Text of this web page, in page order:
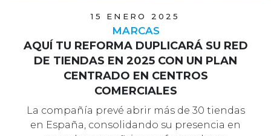
15 ENERO 2025
MARCAS
AQUÍ TU REFORMA DUPLICARÁ SU RED
DE TIENDAS EN 2025 CON UN PLAN
CENTRADO EN CENTROS
COMERCIALES
La compañía prevé abrir más de 30 tiendas
en España, consolidando su presencia en